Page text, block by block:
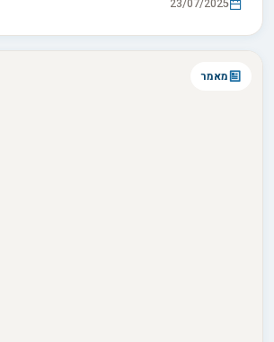
23/07/2025
מאמר